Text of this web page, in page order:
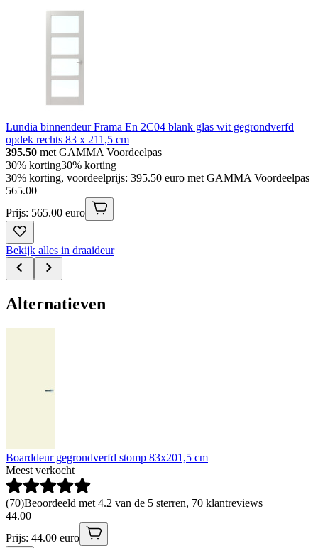
Lundia binnendeur Frama En 2C04 blank glas wit gegrondverfd
opdek rechts 83 x 211,5 cm
395.50 met GAMMA Voordeelpas
30% korting30% korting
30% korting, voordeelprijs: 395.50 euro met GAMMA Voordeelpas
565.00
Prijs: 565.00 euro
Bekijk alles in draaideur
Alternatieven
Boarddeur gegrondverfd stomp 83x201,5 cm
Meest verkocht
(70)Beoordeeld met 4.2 van de 5 sterren, 70 klantreviews
44.00
Prijs: 44.00 euro